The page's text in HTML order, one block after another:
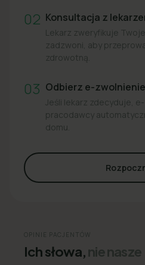
02 Konsultacja z
Lekarz zweryfikuje
zadzwoni, aby
zdrowotną.
03 Odbierz e-zwolnienie
Jeśli lekarz zdecyduje,
pracodawcy
domu.
OPINIE PACJENTÓW
Ich słowa,nie nasze